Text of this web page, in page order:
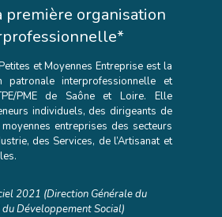
première organisation
et Moyennes Entreprise est la
patronale interprofessionnelle et
PME de Saône et Loire. Elle
individuels, des dirigeants de
entreprises des secteurs
des Services, de l’Artisanat et
2021 (Direction Générale du
Développement Social)